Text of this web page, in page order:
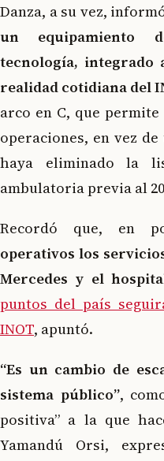
Danza, a su vez,
un equipamiento
tecnología,
realidad cotidiana del
arco en C, que
operaciones, en vez
haya eliminado la
ambulatoria previa al
Recordó que, en
operativos los
Mercedes y el
puntos del país
INOT, apuntó.
“Es un cambio de
sistema público”,
positiva” a la que
Yamandú Orsi,